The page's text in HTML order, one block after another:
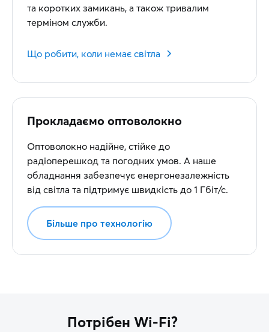
та коротких замикань, а також тривалим
терміном служби.
Що робити, коли немає світла
Прокладаємо оптоволокно
Оптоволокно надійне, стійке до
радіоперешкод та погодних умов. А наше
обладнання забезпечує енергонезалежність
від світла та підтримує швидкість до 1 Гбіт/с.
Більше про технологію
Потрібен Wi-Fi?